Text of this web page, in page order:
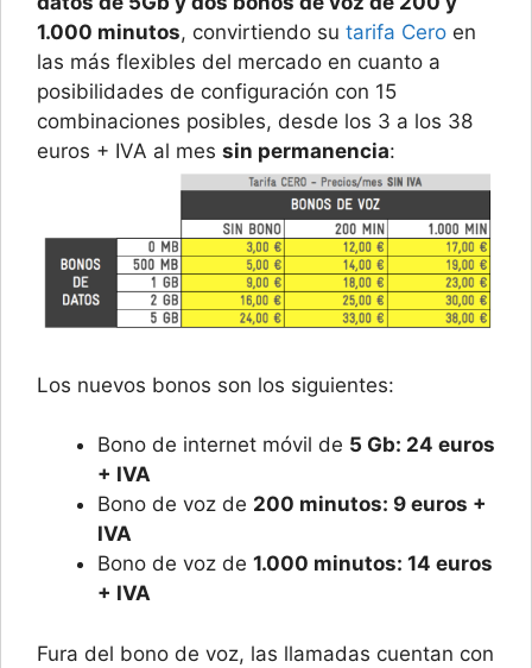
1.000 minutos, convirtiendo su tarifa Cero en
las más flexibles del mercado en cuanto a
posibilidades de configuración con 15
combinaciones posibles, desde los 3 a los 38
euros + IVA al mes sin permanencia:
Los nuevos bonos son los siguientes:
Bono de internet móvil de 5 Gb: 24 euros
+ IVA
Bono de voz de 200 minutos: 9 euros +
IVA
Bono de voz de 1.000 minutos: 14 euros
+ IVA
Fura del bono de voz, las llamadas cuentan con